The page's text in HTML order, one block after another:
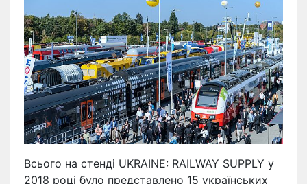
Всього на стенді UKRAINE: RAILWAY SUPPLY у
2018 році було представлено 15 українських